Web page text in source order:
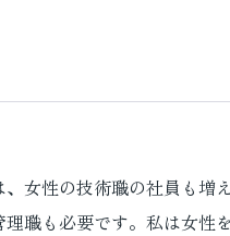
女性の技術職の社員も増え
職も必要です。私は女性を